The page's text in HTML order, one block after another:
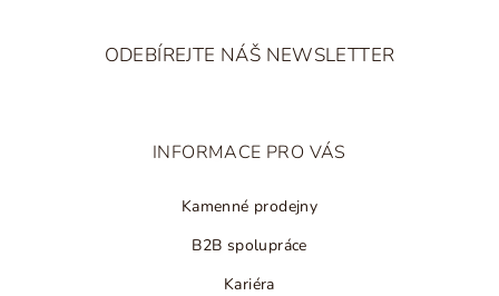
ODEBÍREJTE NÁŠ NEWSLETTER
INFORMACE PRO VÁS
Kamenné prodejny
B2B spolupráce
Kariéra